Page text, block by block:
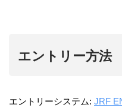
エントリー方法
エントリーシステム: JRF